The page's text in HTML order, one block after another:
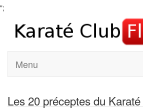
";
Menu
Les 20 préceptes du